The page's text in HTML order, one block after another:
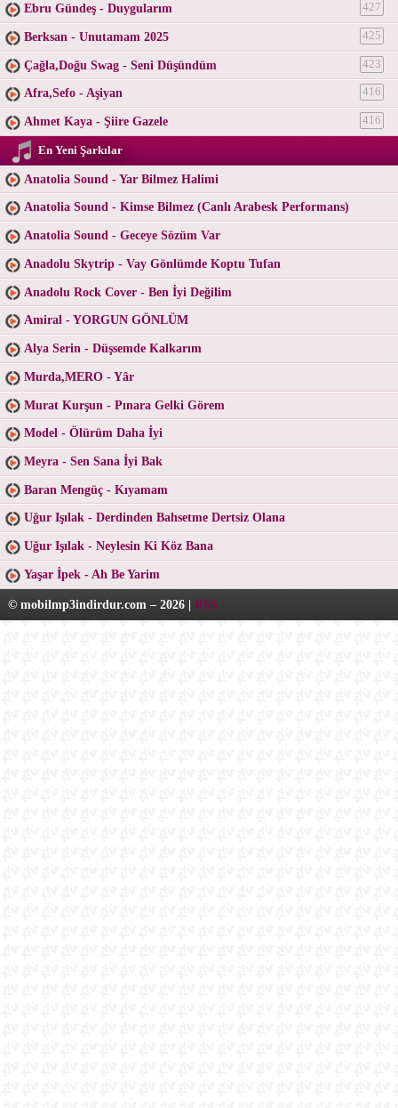
Ebru Gündeş - Duygularım 427
Berksan - Unutamam 2025 425
Çağla,Doğu Swag - Seni Düşündüm 423
Afra,Sefo - Aşiyan 416
Ahmet Kaya - Şiire Gazele 416
En Yeni Şarkılar
Anatolia Sound - Yar Bilmez Halimi
Anatolia Sound - Kimse Bilmez (Canlı Arabesk Performans)
Anatolia Sound - Geceye Sözüm Var
Anadolu Skytrip - Vay Gönlümde Koptu Tufan
Anadolu Rock Cover - Ben İyi Değilim
Amiral - YORGUN GÖNLÜM
Alya Serin - Düşsemde Kalkarım
Murda,MERO - Yâr
Murat Kurşun - Pınara Gelki Görem
Model - Ölürüm Daha İyi
Meyra - Sen Sana İyi Bak
Baran Mengüç - Kıyamam
Uğur Işılak - Derdinden Bahsetme Dertsiz Olana
Uğur Işılak - Neylesin Ki Köz Bana
Yaşar İpek - Ah Be Yarim
© mobilmp3indirdur.com – 2026 | RSS